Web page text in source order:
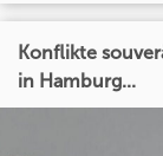
Konflikte
in Hamburg...